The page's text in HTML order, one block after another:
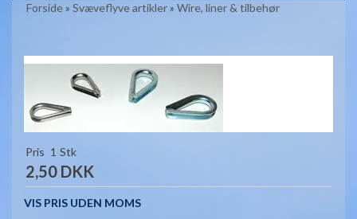
Forside» Svæveflyve artikler» Wire, liner & tilbehør
Pris 1 Stk
2,50 DKK
VIS PRIS UDEN MOMS